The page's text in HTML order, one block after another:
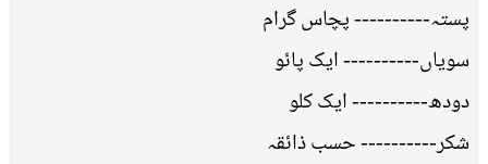
پستہ---------- پچاس گرام
سوياں---------- ايک پائو
دودھ---------- ايک کلو
شکر---------- حسب ذائقہ